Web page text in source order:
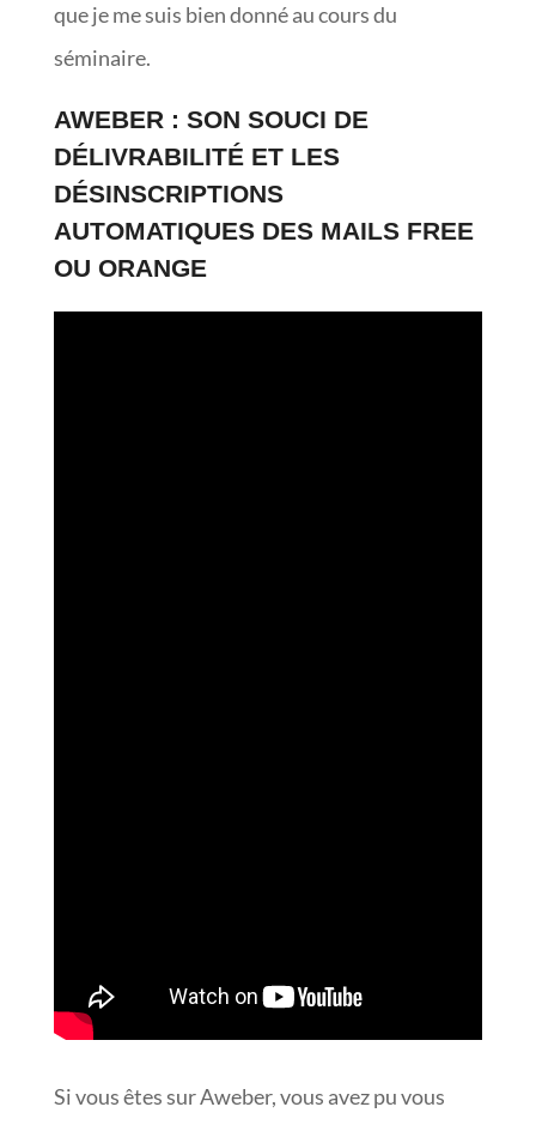
que je me suis bien donné au cours du
séminaire.
AWEBER : SON SOUCI DE
DÉLIVRABILITÉ ET LES
DÉSINSCRIPTIONS
AUTOMATIQUES DES MAILS FREE
OU ORANGE
Si vous êtes sur Aweber, vous avez pu vous